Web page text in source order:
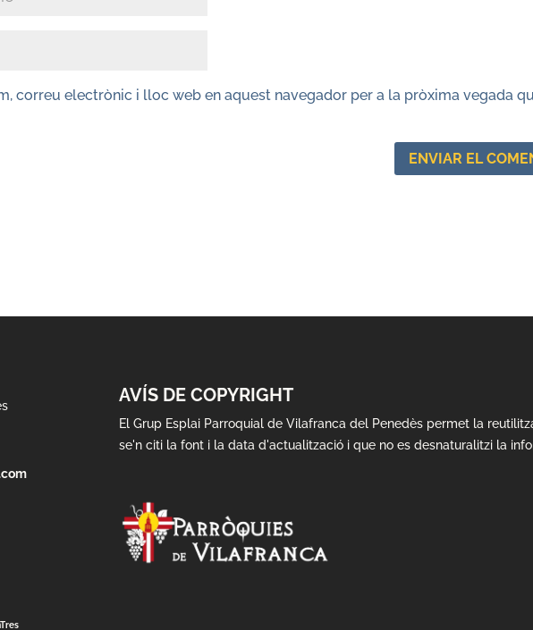
correu electrònic i lloc web en aquest navegador per a la pròxima vegada
AVÍS DE COPYRIGHT
El Grup Esplai Parroquial de Vilafranca del Penedès permet la
se'n citi la font i la data d'actualització i que no es desnaturalitzi la